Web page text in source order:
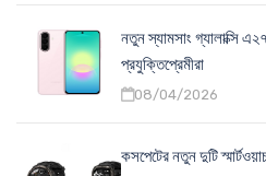
নতুন স্যামসাং গ্যালাক্সি
প্রযুক্তিপ্রেমীরা
08/04/2026
কসপেটের নতুন দুটি